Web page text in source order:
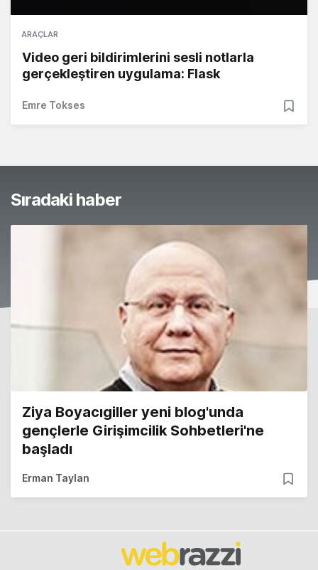
ARAÇLAR
Video geri bildirimlerini sesli notlarla
gerçekleştiren uygulama: Flask
Emre Tokses
Sıradaki haber
Ziya Boyacıgiller yeni blog'unda
gençlerle Girişimcilik Sohbetleri'ne
başladı
Erman Taylan